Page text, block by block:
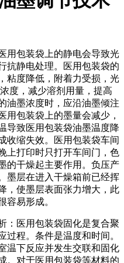
用包装袋上的静电会导致光
抗静电处理。医用包装袋的
粘度降低，附着力受损，光
度，减少溶剂用量，提高
油墨浓度时，应沿油墨倾注
用包装袋上的墨量会减少，
导致医用包装袋油墨温度降
收缩失效。医用包装袋车间
上打印时只打开车间门，色
的干燥起主要作用。负压产
墨层在进入干燥箱前已经挥
，使墨层表面张力增大，此
容易形成。
：医用包装袋固化是复合聚
过程。条件是温度和时间。
温下反应并发生交联和固化
。对于医用包装袋等材料的